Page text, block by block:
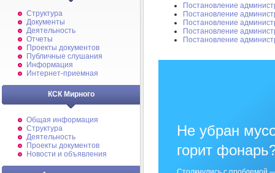
Структура
Документы
Деятельность
Отчеты
Проекты документов
Публичные слушания
Информация
Интернет-приемная
КСК Мирного
Общая информация
Структура
Деятельность
Проекты документов
Новости и объявления
Постановление
Постановление
Постановление
Постановление
Постановление
Не убран
горит